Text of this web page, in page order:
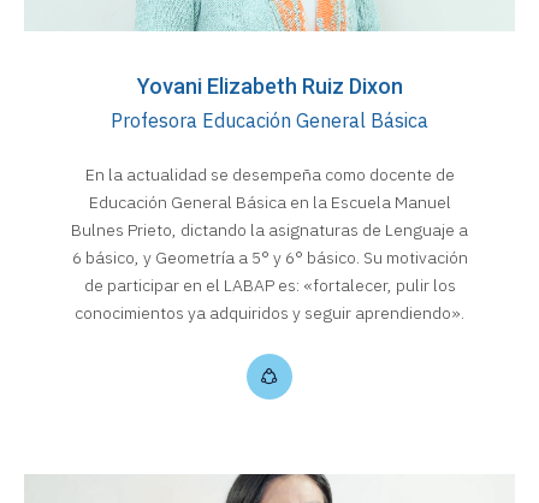
Yovani Elizabeth Ruiz Dixon
Profesora Educación General Básica
En la actualidad se desempeña como docente de
Educación General Básica en la Escuela Manuel
Bulnes Prieto, dictando la asignaturas de Lenguaje a
6 básico, y Geometría a 5° y 6° básico. Su motivación
de participar en el LABAP es: «fortalecer, pulir los
conocimientos ya adquiridos y seguir aprendiendo».